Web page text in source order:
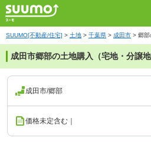
SUUMO[不動産/住宅] > 土地 > 千葉県 > 成田市 > 郷部
成田市郷部の土地購入（宅地・分譲
成田市/郷部
価格未定含む｜